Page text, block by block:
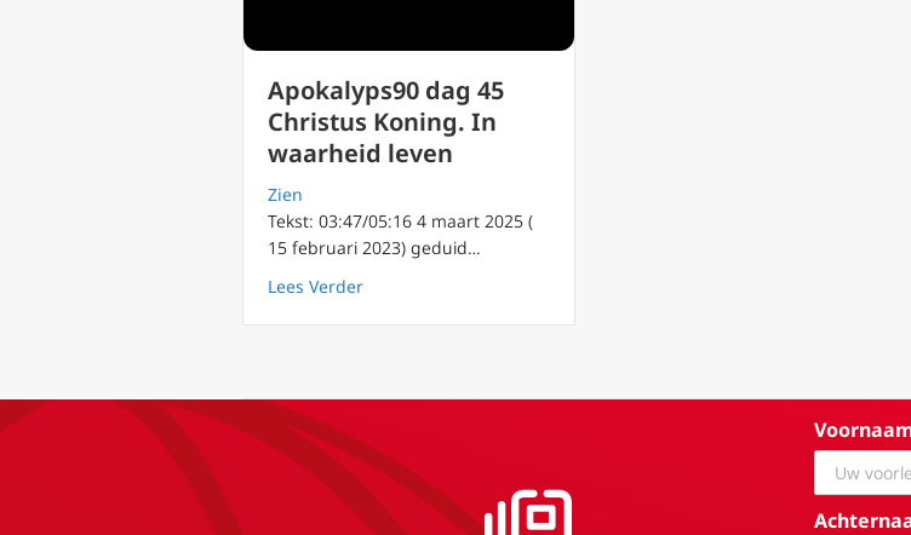
Apokalyps90 dag 45
Christus Koning. In
waarheid leven
Zien
Tekst: 03:47/05:16 4 maart 2025 (
15 februari 2023) geduid…
Lees Verderabout Apokalyps90 dag 45 Christus Koning. In waarheid leven